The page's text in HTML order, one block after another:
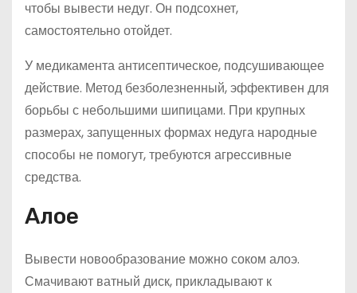
чтобы вывести недуг. Он подсохнет,
самостоятельно отойдет.
У медикамента антисептическое, подсушивающее
действие. Метод безболезненный, эффективен для
борьбы с небольшими шипицами. При крупных
размерах, запущенных формах недуга народные
способы не помогут, требуются агрессивные
средства.
Алое
Вывести новообразование можно соком алоэ.
Смачивают ватный диск, прикладывают к